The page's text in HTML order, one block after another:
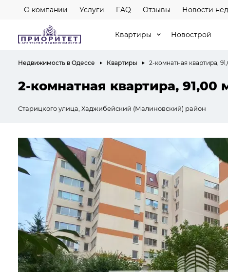
О компании Услуги FAQ Отзывы Новости
Квартиры Новострой
Недвижимость в Одессе Квартиры 2-комнатная квартира,
2-комнатная квартира, 91,00
Старицкого улица, Хаджибейский (Малиновский) район